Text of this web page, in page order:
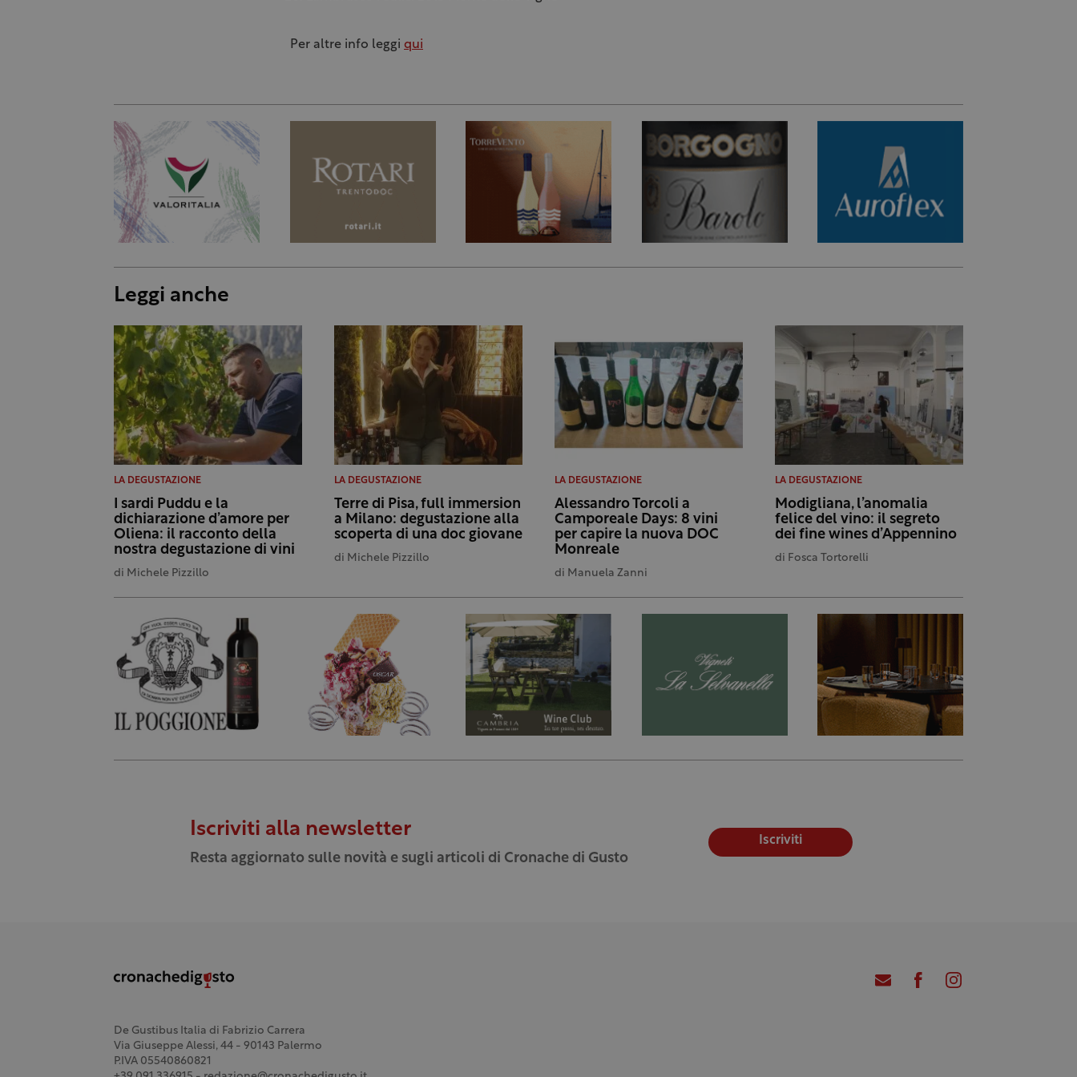
Per altre info leggi qui
Leggi anche
LA DEGUSTAZIONE
I sardi Puddu e la
dichiarazione d’amore per
Oliena: il racconto della
nostra degustazione di vini
di Michele Pizzillo
LA DEGUSTAZIONE
Terre di Pisa, full immersion
a Milano: degustazione alla
scoperta di una doc giovane
di Michele Pizzillo
LA DEGUSTAZIONE
Alessandro Torcoli a
Camporeale Days: 8 vini
per capire la nuova DOC
Monreale
di Manuela Zanni
LA DEGUSTAZIONE
Modigliana, l’anomalia
felice del vino: il segreto
dei fine wines d’Appennino
di Fosca Tortorelli
Iscriviti alla newsletter
Resta aggiornato sulle novità e sugli articoli di Cronache di Gusto
Iscriviti
De Gustibus Italia di Fabrizio Carrera
Via Giuseppe Alessi, 44 - 90143 Palermo
P.IVA 05540860821